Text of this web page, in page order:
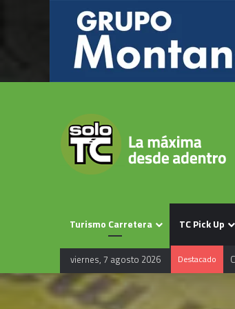
Turismo Carretera TC Pick Up
viernes, 7 agosto 2026 Destacado